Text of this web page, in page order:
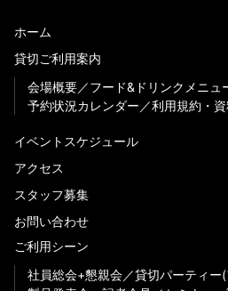
ホーム
貸切ご利用案内
会場概要
フード&ドリンクメニュ
予約状況カレンダー
利用規約・
イベントスケジュール
アクセス
スタッフ募集
お問い合わせ
ご利用シーン
社員総会+懇親会
貸切パーティー